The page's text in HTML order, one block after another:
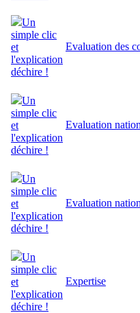
Un
simple clic
et
l'explication
déchire !
Evaluation des
Un
simple clic
et
l'explication
déchire !
Evaluation
Un
simple clic
et
l'explication
déchire !
Evaluation
Un
simple clic
et
l'explication
déchire !
Expertise